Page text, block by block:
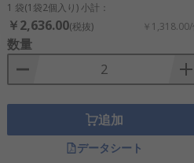
1 袋(1袋2個入り) 小計：
￥2,636.00(税抜) ￥
数量
追加
データシート